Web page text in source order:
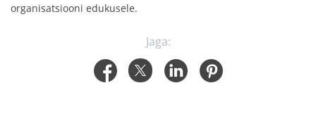
organisatsiooni edukusele.
Jaga: